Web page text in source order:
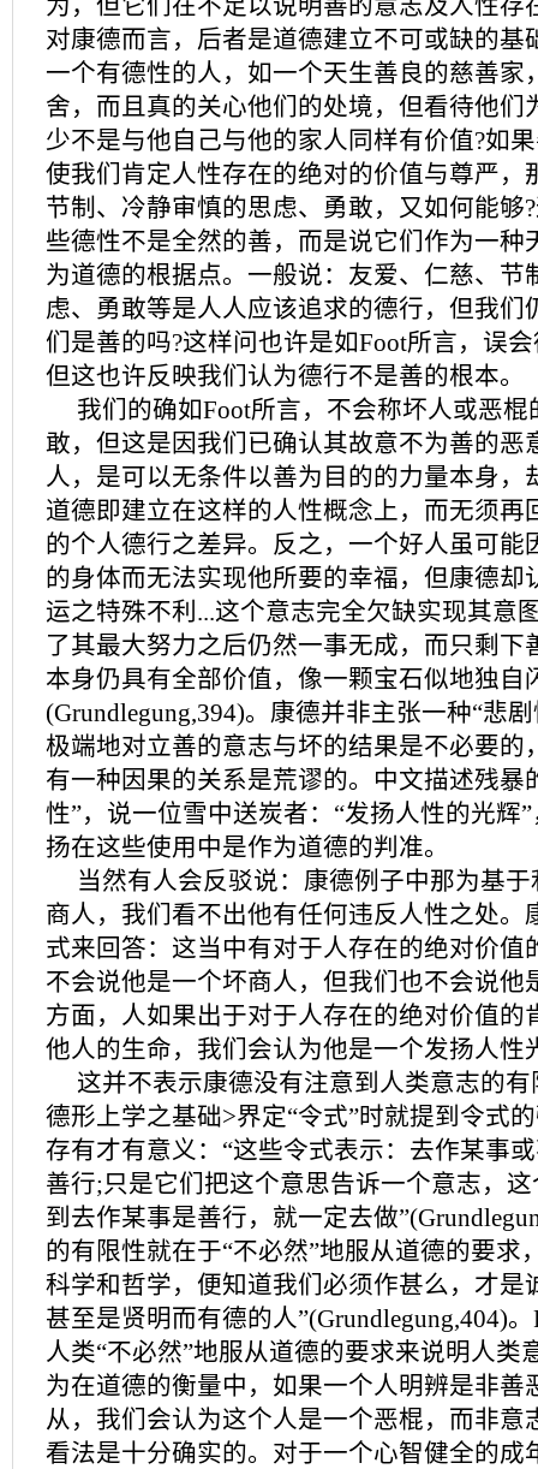
为，但它们在不足以说明善的意志及人性存
对康德而言，后者是道德建立不可或缺的基
一个有德性的人，如一个天生善良的慈善家
舍，而且真的关心他们的处境，但看待他们
少不是与他自己与他的家人同样有价值?如
使我们肯定人性存在的绝对的价值与尊严，
节制、冷静审慎的思虑、勇敢，又如何能够
些德性不是全然的善，而是说它们作为一种
为道德的根据点。一般说：友爱、仁慈、节
虑、勇敢等是人人应该追求的德行，但我们
们是善的吗?这样问也许是如Foot所言，误
但这也许反映我们认为德行不是善的根本。
我们的确如Foot所言，不会称坏人或恶棍
敢，但这是因我们已确认其故意不为善的恶
人，是可以无条件以善为目的的力量本身，
道德即建立在这样的人性概念上，而无须再
的个人德行之差异。反之，一个好人虽可能
的身体而无法实现他所要的幸福，但康德却
运之特殊不利...这个意志完全欠缺实现其意
了其最大努力之后仍然一事无成，而只剩下
本身仍具有全部价值，像一颗宝石似地独自
(Grundlegung,394)。康德并非主张一种“悲
极端地对立善的意志与坏的结果是不必要的
有一种因果的关系是荒谬的。中文描述残暴
性”，说一位雪中送炭者：“发扬人性的光辉
扬在这些使用中是作为道德的判准。
当然有人会反驳说：康德例子中那为基
商人，我们看不出他有任何违反人性之处。
式来回答：这当中有对于人存在的绝对价值
不会说他是一个坏商人，但我们也不会说他
方面，人如果出于对于人存在的绝对价值的
他人的生命，我们会认为他是一个发扬人性
这并不表示康德没有注意到人类意志的
德形上学之基础>界定“令式”时就提到令式
存有才有意义：“这些令式表示：去作某事
善行;只是它们把这个意思告诉一个意志，
到去作某事是善行，就一定去做
的有限性就在于“不必然”地服从道德的要求
科学和哲学，便知道我们必须作甚么，才是
甚至是贤明而有德的人”(Grundlegung,404)
人类“不必然”地服从道德的要求来说明人类
为在道德的衡量中，如果一个人明辨是非善
从，我们会认为这个人是一个恶棍，而非意
看法是十分确实的。对于一个心智健全的成